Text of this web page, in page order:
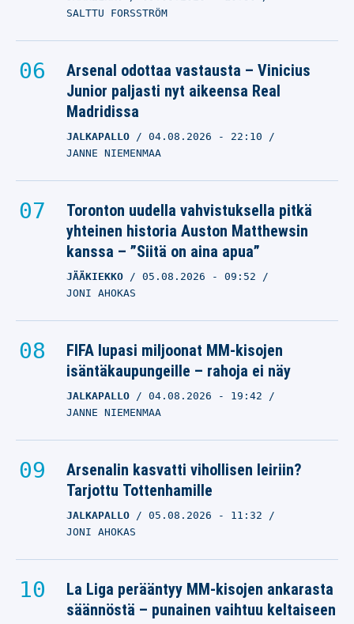
SALTTU FORSSTRÖM
Arsenal odottaa vastausta – Vinicius
Junior paljasti nyt aikeensa Real
Madridissa
JALKAPALLO 04.08.2026 - 22:10
JANNE NIEMENMAA
Toronton uudella vahvistuksella pitkä
yhteinen historia Auston Matthewsin
kanssa – ”Siitä on aina apua”
JÄÄKIEKKO 05.08.2026 - 09:52
JONI AHOKAS
FIFA lupasi miljoonat MM-kisojen
isäntäkaupungeille – rahoja ei näy
JALKAPALLO 04.08.2026 - 19:42
JANNE NIEMENMAA
Arsenalin kasvatti vihollisen leiriin?
Tarjottu Tottenhamille
JALKAPALLO 05.08.2026 - 11:32
JONI AHOKAS
La Liga perääntyy MM-kisojen ankarasta
säännöstä – punainen vaihtuu keltaiseen